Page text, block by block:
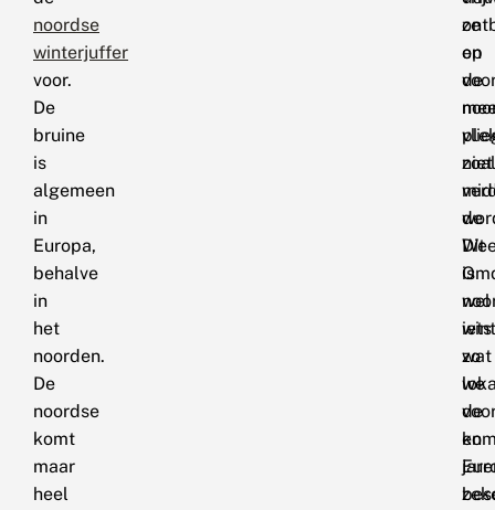
noordse
winterjuffer
voor.
De
bruine
is
algemeen
in
Europa,
behalve
in
het
noorden.
De
noordse
komt
maar
heel
en
de
zo
en
ze
op
de
niet
Dit
is
wel
iets
wat
we
de